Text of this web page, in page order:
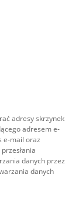
adresy skrzynek
adresem e-
e-mail oraz
danych przez
danych